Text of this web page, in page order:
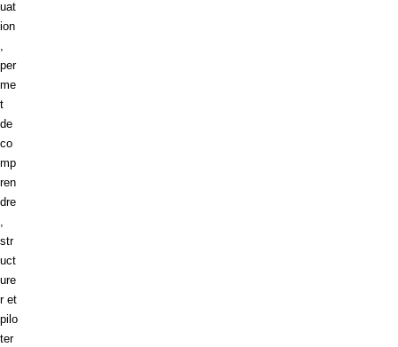
uat
ion
,
per
me
t
de
co
mp
ren
dre
,
str
uct
ure
r et
pilo
ter